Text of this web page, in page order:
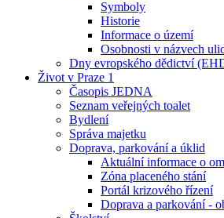
Symboly
Historie
Informace o území
Osobnosti v názvech
Dny evropského dědictví
Život v Praze 1
Časopis JEDNA
Seznam veřejných toalet
Bydlení
Správa majetku
Doprava, parkování a úklid
Aktuální informace o
Zóna placeného stání
Portál krizového řízení
Doprava a parkování -